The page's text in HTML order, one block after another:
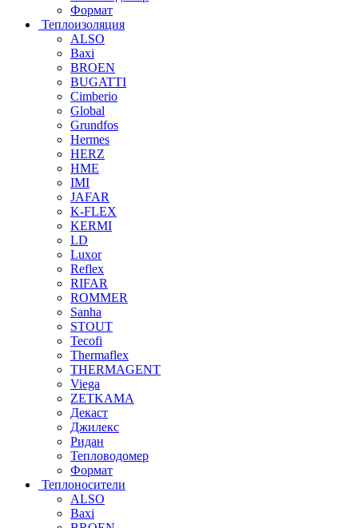
Формат
Теплоизоляция
ALSO
Baxi
BROEN
BUGATTI
Cimberio
Global
Grundfos
Hermes
HERZ
HME
IMI
JAFAR
K-FLEX
KERMI
LD
Luxor
Reflex
RIFAR
ROMMER
Sanha
STOUT
Tecofi
Thermaflex
THERMAGENT
Viega
ZETKAMA
Декаст
Джилекс
Ридан
Тепловодомер
Формат
Теплоносители
ALSO
Baxi